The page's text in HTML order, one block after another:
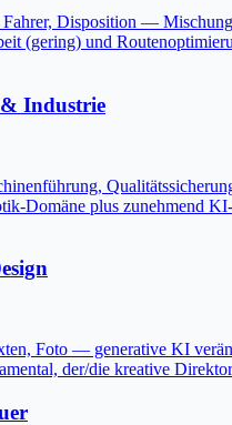
Fahrer, Disposition —
(gering) und
Industrie
Domäne plus zunehmend
Foto — generative KI
der/die kreative